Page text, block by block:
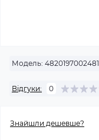
Модель: 4820197002481
Відгуки: 0
Знайшли дешевше?